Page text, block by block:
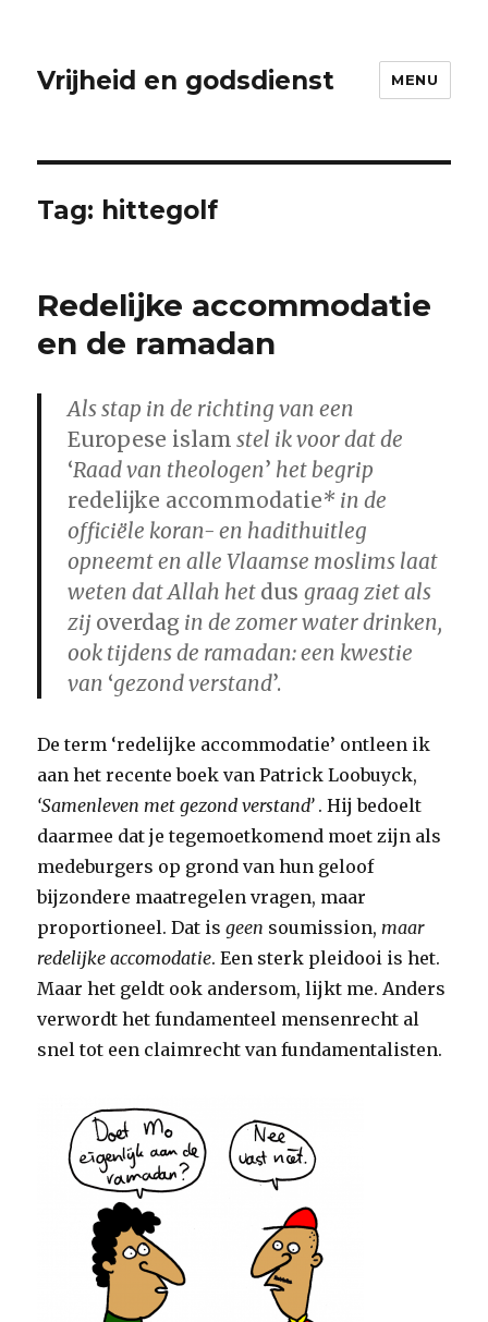
Vrijheid en godsdienst MENU
Tag: hittegolf
Redelijke accommodatie
en de ramadan
Als stap in de richting van een
Europese islam stel ik voor dat de
‘Raad van theologen’ het begrip
redelijke accommodatie* in de
officiële koran- en hadithuitleg
opneemt en alle Vlaamse moslims laat
weten dat Allah het dusgraag ziet als
zij overdag in de zomer water drinken,
ook tijdens de ramadan: een kwestie
van ‘gezond verstand’.
De term ‘redelijke accommodatie’ ontleen ik
aan het recente boek van Patrick Loobuyck,
‘Samenleven met gezond verstand’. Hij bedoelt
daarmee dat je tegemoetkomend moet zijn als
medeburgers op grond van hun geloof
bijzondere maatregelen vragen, maar
proportioneel. Dat isgeen soumission, maar
redelijke accomodatie. Een sterk pleidooi is het.
Maar het geldt ook andersom, lijkt me. Anders
verwordt het fundamenteel mensenrecht al
snel tot een claimrecht van fundamentalisten.